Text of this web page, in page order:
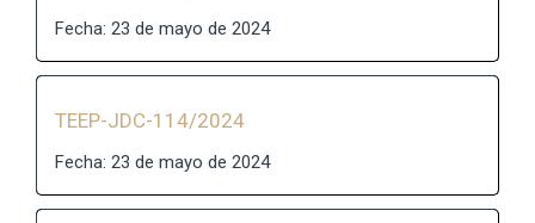
Fecha: 23 de mayo de 2024
TEEP-JDC-114/2024
Fecha: 23 de mayo de 2024